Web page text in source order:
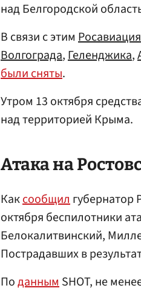
над Белгородской
В связи с этим Росавиация
Волгограда,Геленджика,
были сняты.
Утром 13 октября
над территорией Крыма.
Атака на
Каксообщилгубернатор
октября беспилотники
Белокалитвинский,
Пострадавших в
ПоданнымSHOT, не